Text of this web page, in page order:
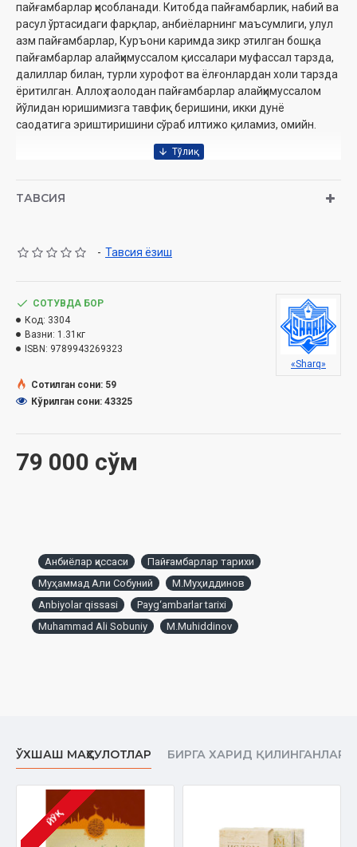
пайғамбарлар ҳисобланади. Китобда пайғамбарлик, набий ва
расул ўртасидаги фарқлар, анбиёларнинг маъсумлиги, улул
азм пайғамбарлар, Куръони каримда зикр этилган бошқа
пайғамбарлар алайҳимуссалом қиссалари муфассал тарзда,
далиллар билан, турли хурофот ва ёлғонлардан холи тарзда
ёритилган. Аллоҳ таолодан пайғамбарлар алайҳимуссалом
йўлидан юришимизга тавфиқ беришини, икки дунё
саодатига эриштиришини сўраб илтижо қиламиз, омийн.
Нашриёт:
ISBN: 978-9943-7768-0-7
Ўзбекистон Республикаси Вазирлар Маҳкамаси
ҳузуридаги Дин ишлари бўйича қўмитанинг 2021 йил 24
августдаги 03-07/5162-рақамли хулосаси асосида чоп
ТАВСИЯ
- Тавсия ёзиш
79 000 сўм
СОТУВДА БОР
Код: 3304
Вазни: 1.31кг
ISBN: 9789943269323
«Sharq»
Сотилган сони: 59
Кўрилган сони: 43325
Анбиёлар қиссаси
Пайғамбарлар тарихи
Муҳаммад Али Собуний
М.Муҳиддинов
Anbiyolar qissasi
Payg‘ambarlar tarixi
Muhammad Ali Sobuniy
M.Muhiddinov
ЎХШАШ МАҲСУЛОТЛАР БИРГА ХАРИД ҚИЛИНГАНЛАР
ЙЎҚ